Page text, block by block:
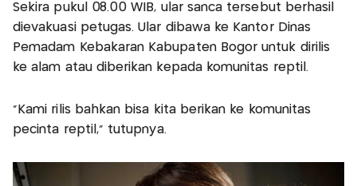
Sekira pukul 08.00 WIB, ular sanca tersebut berhasil
dievakuasi petugas. Ular dibawa ke Kantor Dinas
Pemadam Kebakaran Kabupaten Bogor untuk dirilis
ke alam atau diberikan kepada komunitas reptil.
"Kami rilis bahkan bisa kita berikan ke komunitas
pecinta reptil," tutupnya.